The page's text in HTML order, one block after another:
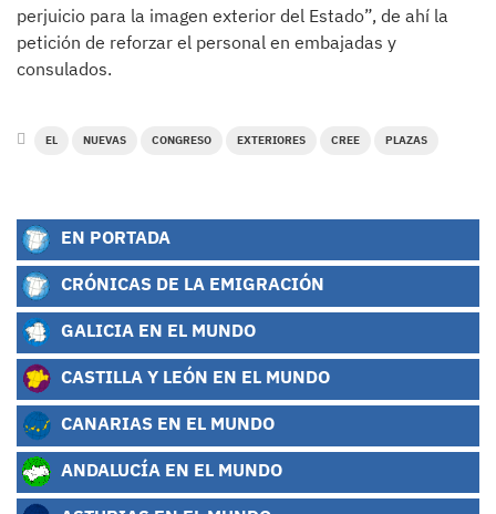
perjuicio para la imagen exterior del Estado”, de ahí la
petición de reforzar el personal en embajadas y
consulados.
EL NUEVAS CONGRESO EXTERIORES CREE PLAZAS
EN PORTADA
CRÓNICAS DE LA EMIGRACIÓN
GALICIA EN EL MUNDO
CASTILLA Y LEÓN EN EL MUNDO
CANARIAS EN EL MUNDO
ANDALUCÍA EN EL MUNDO